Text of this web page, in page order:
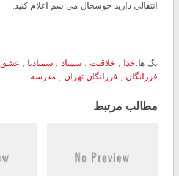
انتقالی دارید خوشحال می شم اعلام کنید.
تگ ها:خدا خلاقیت سمپاد سمپادیا عشق
فرزانگان
فرزانگان تهران مدرسه
مطالب مرتبط